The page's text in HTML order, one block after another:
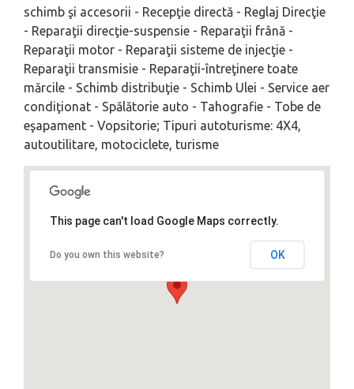
schimb şi accesorii - Recepţie directă - Reglaj Direcţie
- Reparaţii direcţie-suspensie - Reparaţii frână -
Reparaţii motor - Reparaţii sisteme de injecţie -
Reparaţii transmisie - Reparaţii-întreţinere toate
mărcile - Schimb distribuţie - Schimb Ulei - Service aer
condiţionat - Spălătorie auto - Tahografie - Tobe de
eşapament - Vopsitorie; Tipuri autoturisme: 4X4,
autoutilitare, motociclete, turisme
This page can't load Google Maps correctly.
Do you own this website? OK